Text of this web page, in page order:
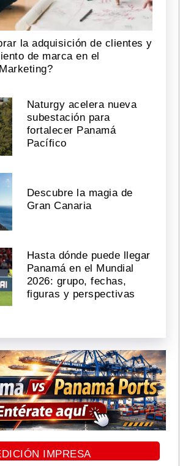
la adquisición de clientes y
de marca en el
Naturgy acelera nueva
subestación para
fortalecer Panamá
Pacífico
Descubre la magia de
Gran Canaria
Hasta dónde puede llegar
Panamá en el Mundial
2026: grupo, fechas,
figuras y perspectivas
IMPRESA